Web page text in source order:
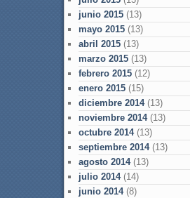
junio 2015(13)
mayo 2015(13)
abril 2015(13)
marzo 2015(13)
febrero 2015(12)
enero 2015(15)
diciembre 2014(13)
noviembre 2014(13)
octubre 2014(13)
septiembre 2014(13)
agosto 2014(13)
julio 2014(14)
junio 2014(8)